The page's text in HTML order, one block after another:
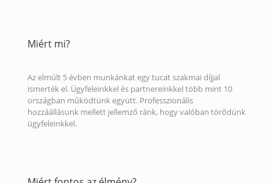
Miért mi?
Az elmúlt 5 évben munkánkat egy tucat szakmai díjjal
ismerték el. Ügyfeleinkkel és partnereinkkel több mint 10
országban működtünk együtt. Professzionális
hozzáállásunk mellett jellemző ránk, hogy valóban törődünk
ügyfeleinkkel.